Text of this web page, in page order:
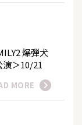
爆弾犬
＞10/21
MORE